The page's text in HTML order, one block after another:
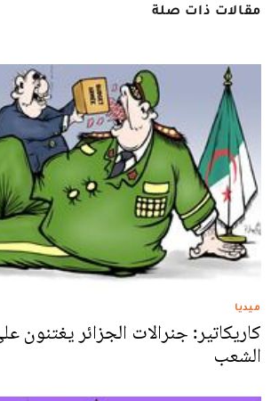
مقالات ذات صلة
ميديا
كاريكاتير: جنرالات الجزائر يغتنون
الشعب